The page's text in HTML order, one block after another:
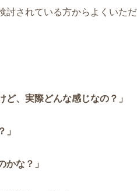
討されている方からよくいた
ど、実際どんな感じなの？」
」
かな？」